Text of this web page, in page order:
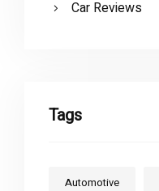
Car Reviews
Tags
Automotive